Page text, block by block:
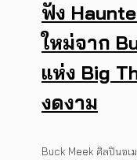
ฟัง
ใหม่จาก
แห่ง Big
งดงาม
Buck Meek ศิลปินอเ